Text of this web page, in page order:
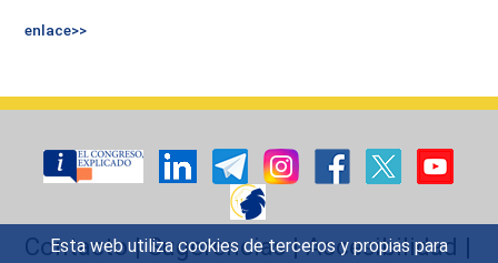
Esta web utiliza cookies de terceros y propias para
enlace>>
Contacto|Sugerencias|Accesibilidad |